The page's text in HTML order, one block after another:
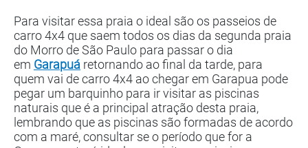
Para visitar essa praia o ideal são os passeios de
carro 4x4 que saem todos os dias da segunda praia
do Morro de São Paulo para passar o dia
em Garapuá retornando ao final da tarde, para
quem vai de carro 4x4 ao chegar em Garapua pode
pegar um barquinho para ir visitar as piscinas
naturais que é a principal atração desta praia,
lembrando que as piscinas são formadas de acordo
com a maré, consultar se o período que for a